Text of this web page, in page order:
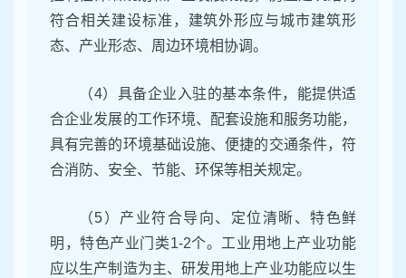
符合相关建设标准，建筑外形应与城市建筑形
态、产业形态、周边环境相协调。
（4）具备企业入驻的基本条件，能提供适
合企业发展的工作环境、配套设施和服务功能，
具有完善的环境基础设施、便捷的交通条件，符
合消防、安全、节能、环保等相关规定。
（5）产业符合导向、定位清晰、特色鲜
明，特色产业门类1-2个。工业用地上产业功能
应以生产制造为主、研发用地上产业功能应以生